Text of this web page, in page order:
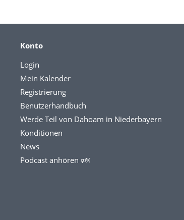
Konto
Login
Mein Kalender
Registrierung
Benutzerhandbuch
Werde Teil von Dahoam in Niederbayern
Konditionen
News
Podcast anhören 🕬